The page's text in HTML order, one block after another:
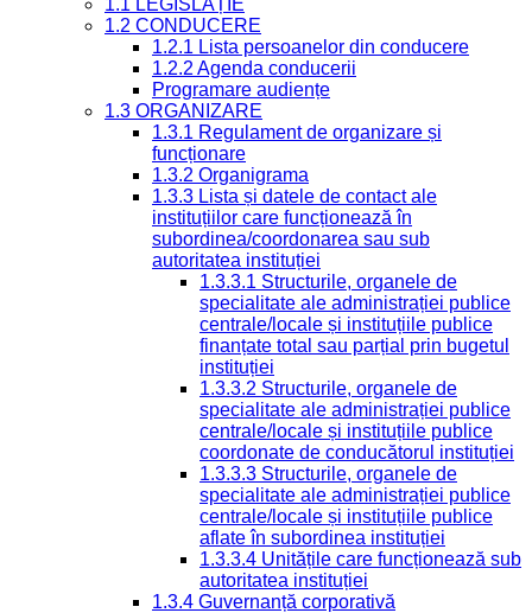
1.2 CONDUCERE
1.2.1 Lista persoanelor din conducere
1.2.2 Agenda conducerii
Programare audiențe
1.3 ORGANIZARE
1.3.1 Regulament de organizare și
funcționare
1.3.2 Organigrama
1.3.3 Lista și datele de contact ale
instituțiilor care funcționează în
subordinea/coordonarea sau sub
autoritatea instituției
1.3.3.1 Structurile, organele de
specialitate ale administrației publice
centrale/locale și instituțiile publice
finanțate total sau parțial prin bugetul
instituției
1.3.3.2 Structurile, organele de
specialitate ale administrației publice
centrale/locale și instituțiile publice
coordonate de conducătorul instituției
1.3.3.3 Structurile, organele de
specialitate ale administrației publice
centrale/locale și instituțiile publice
aflate în subordinea instituției
1.3.3.4 Unitățile care funcționează sub
autoritatea instituției
1.3.4 Guvernanță corporativă